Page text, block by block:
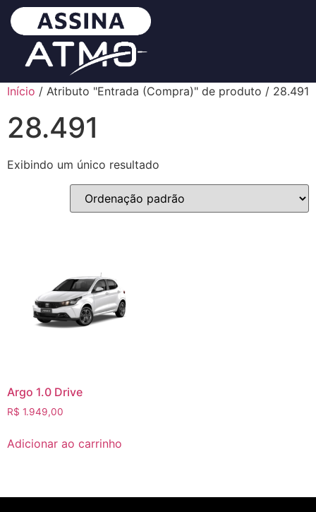
Início / Atributo "Entrada (Compra)" de produto / 28.491
28.491
Exibindo um único resultado
Argo 1.0 Drive
R$ 1.949,00
Adicionar ao carrinho